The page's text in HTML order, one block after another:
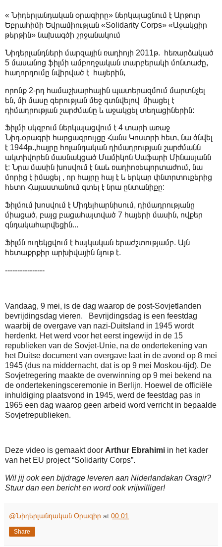
« Նիդերլանդական օրագիրը» ներկայացնում է Արթուր
Եբրահիմի Եվրամիության «Solidarity Corps» «Աջակցիր
թերթին» նախագծի շրջանակում
Նիդերլանդների մարզային ռադիոյի 2011թ. հեռարձակած
5 մասանոց ֆիլմի ամբողջական տարբերակի մոնտաժը,
հաղորդումը նվիրված է հայերին,
որոնք 2-րդ համաշխարհային պատերազմում մարտնչել
են, մի մասը գերության մեջ գտնվելով միացել է
դիմադրության շարժմանը և աջակցել տեղացիներին:
Ֆիլմի սկզբում ներկայացվում է 4 տարի առաջ
Նիդ.օրագրի հարցազրույցը Հանս Կոստրի հետ, նա ծնվել
է 1944թ.,հայրը հոլանդական դիմադրության շարժմանն
ակտիվորեն մասնակցած Մամիկոն Սաֆարի Մինասյանն
է: Նրա մասին խոսվում է նաև ռադիոռեպորտաժում, նա
մորից է իմացել , որ հայրը հայ է և երկար փնտրտուքերից
հետո Հայաստանում գտել է նրա ընտանիքը:
Ֆիլմում խոսվում է Միդելհարնիսում, դիմադրությանը
միացած, բայց բացահայտված 7 հայերի մասին, ովքեր
գնդակահարվեցին...
Ֆիլմն ուղեկցվում է հայկական երաժշտությամբ. Այն
հետաքրքիր արխիվային նյութ է.
----------------
Vandaag, 9 mei, is de dag waarop de post-Sovjetlanden
bevrijdingsdag vieren. Bevrijdingsdag is een feestdag
waarbij de overgave van nazi-Duitsland in 1945 wordt
herdenkt. Het werd voor het eerst ingewijd in de 15
republieken van de Sovjet-Unie, na de ondertekening van
het Duitse document van overgave laat in de avond op 8 mei
1945 (dus na middernacht, dat is op 9 mei Moskou-tijd). De
Sovjetregering maakte de overwinning op 9 mei bekend na
de ondertekeningsceremonie in Berlijn. Hoewel de officiële
inhuldiging plaatsvond in 1945, werd de feestdag pas in
1965 een dag waarop geen arbeid word verricht in bepaalde
Sovjetrepublieken.
Deze video is gemaakt door Arthur Ebrahimi in het kader
van het EU project “Solidarity Corps”.
Wil jij ook een bijdrage leveren aan Niderlandakan Oragir?
Stuur dan een bericht en word ook vrijwilliger!
@Նիդերլանդական Օրագիր at 00:01
Share